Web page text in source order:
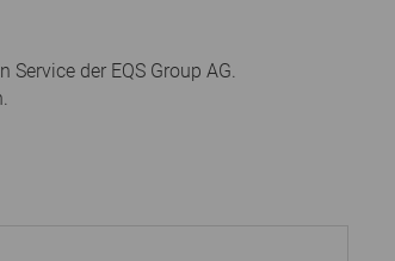
der EQS Group AG.